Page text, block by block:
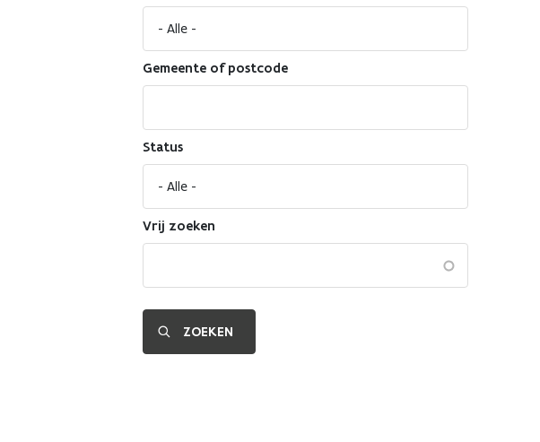
Gemeente of postcode
Status
Vrij zoeken